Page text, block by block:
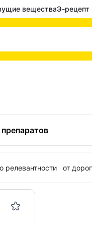
веществаЭ-рецепт
релевантности от